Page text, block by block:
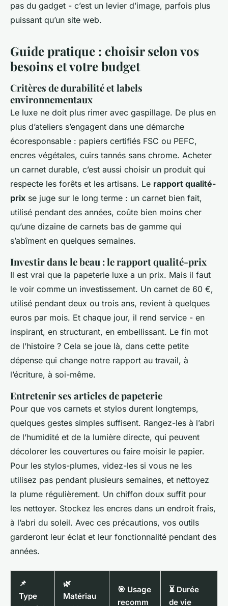
pas du gadget - c’est un levier d’image, parfois plus
puissant qu’un site web.
Guide pratique : choisir selon vos
besoins et votre budget
Critères de durabilité et labels
environnementaux
Le luxe ne doit plus rimer avec gaspillage. De plus en
plus d’ateliers s’engagent dans une démarche
écoresponsable : papiers certifiés FSC ou PEFC,
encres végétales, cuirs tannés sans chrome. Acheter
un carnet durable, c’est aussi choisir un produit qui
respecte les forêts et les artisans. Le rapport qualité-
prix se juge sur le long terme : un carnet bien fait,
utilisé pendant des années, coûte bien moins cher
qu’une dizaine de carnets bas de gamme qui
s’abîment en quelques semaines.
Investir dans le beau : le rapport qualité-prix
Il est vrai que la papeterie luxe a un prix. Mais il faut
le voir comme un investissement. Un carnet de 60 €,
utilisé pendant deux ou trois ans, revient à quelques
euros par mois. Et chaque jour, il rend service - en
inspirant, en structurant, en embellissant. Le fin mot
de l’histoire ? Cela se joue là, dans cette petite
dépense qui change notre rapport au travail, à
l’écriture, à soi-même.
Entretenir ses articles de papeterie
Pour que vos carnets et stylos durent longtemps,
quelques gestes simples suffisent. Rangez-les à l’abri
de l’humidité et de la lumière directe, qui peuvent
décolorer les couvertures ou faire moisir le papier.
Pour les stylos-plumes, videz-les si vous ne les
utilisez pas pendant plusieurs semaines, et nettoyez
la plume régulièrement. Un chiffon doux suffit pour
les nettoyer. Stockez les encres dans un endroit frais,
à l’abri du soleil. Avec ces précautions, vos outils
garderont leur éclat et leur fonctionnalité pendant des
années.
📌
Type
🌿
Matériau
🎯 Usage
recomm
⏳ Durée
de vie